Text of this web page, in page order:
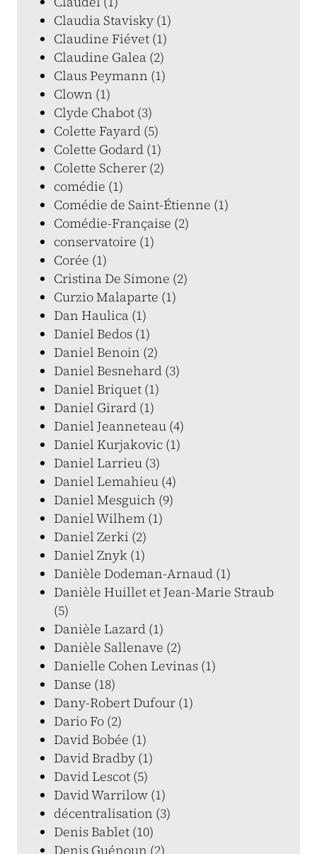
Claudia Stavisky (1)
Claudine Fiévet (1)
Claudine Galea (2)
Claus Peymann (1)
Clown (1)
Clyde Chabot (3)
Colette Fayard (5)
Colette Godard (1)
Colette Scherer (2)
comédie (1)
Comédie de Saint-Étienne (1)
Comédie-Française (2)
conservatoire (1)
Corée (1)
Cristina De Simone (2)
Curzio Malaparte (1)
Dan Haulica (1)
Daniel Bedos (1)
Daniel Benoin (2)
Daniel Besnehard (3)
Daniel Briquet (1)
Daniel Girard (1)
Daniel Jeanneteau (4)
Daniel Kurjakovic (1)
Daniel Larrieu (3)
Daniel Lemahieu (4)
Daniel Mesguich (9)
Daniel Wilhem (1)
Daniel Zerki (2)
Daniel Znyk (1)
Danièle Dodeman-Arnaud (1)
Danièle Huillet et Jean-Marie Straub
(5)
Danièle Lazard (1)
Danièle Sallenave (2)
Danielle Cohen Levinas (1)
Danse (18)
Dany-Robert Dufour (1)
Dario Fo (2)
David Bobée (1)
David Bradby (1)
David Lescot (5)
David Warrilow (1)
décentralisation (3)
Denis Bablet (10)
Denis Guénoun (2)